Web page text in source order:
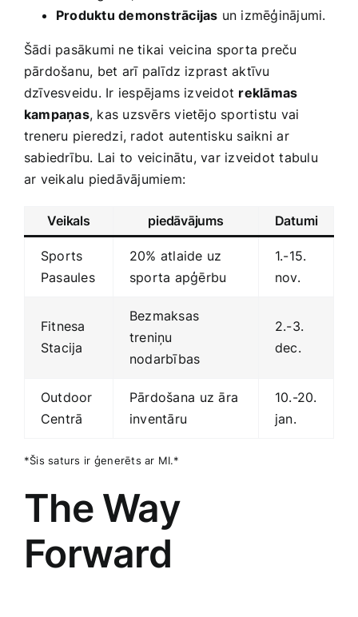
Produktu demonstrācijas un izmēģinājumi.
Šādi ‌pasākumi ne tikai ⁤veicina sporta preču​
pārdošanu, bet arī‌ palīdz izprast aktīvu
dzīvesveidu. Ir iespējams izveidot‍ reklāmas
kampaņas, kas uzsvērs vietējo sportistu vai
treneru pieredzi, ‌radot ‍autentisku saikni ⁤ar⁢
sabiedrību. Lai to​ veicinātu, var izveidot tabulu
ar‍ veikalu ‍piedāvājumiem:
Veikals piedāvājums Datumi
Sports
Pasaules
20%​ atlaide uz
sporta apģērbu
1.-15.
nov.
Fitnesa
Stacija
Bezmaksas
treniņu
nodarbības
2.-3.‍
dec.
Outdoor
Centrā
Pārdošana⁤ uz āra
inventāru
10.-20.
jan.
*Šis saturs ir⁢ ģenerēts ar MI.*
The ‌Way ​
Forward